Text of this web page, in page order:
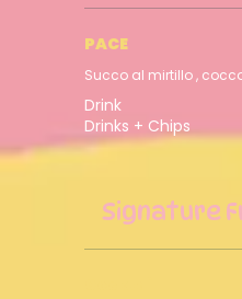
PACE
Succo al mirtillo ,
Drink
Drinks + Chips
Signature